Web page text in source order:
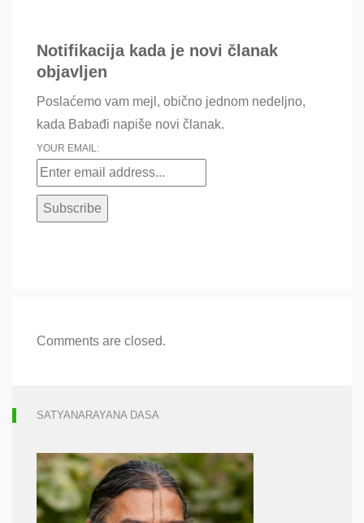
Notifikacija kada je novi članak
objavljen
Poslaćemo vam mejl, obično jednom nedeljno,
kada Babađi napiše novi članak.
YOUR EMAIL:
Comments are closed.
SATYANARAYANA DASA